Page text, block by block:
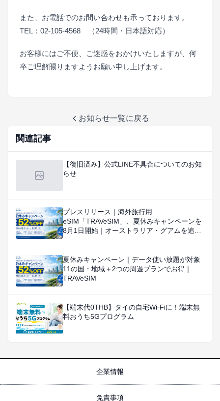
また、お電話でのお問い合わせも承っております。
TEL：02-105-4568 （24時間・日本語対応）
お客様にはご不便、ご迷惑をおかけいたしますが、何
卒ご理解賜りますようお願い申し上げます。
お知らせ一覧に戻る
関連記事
【復旧済み】公式LINE不具合についてのお知
らせ
プレスリリース｜海外旅行用
eSIM「TRAVeSIM」、夏休みキャンペーンを
8月1日開始｜オーストラリア・グアムを追
夏休みキャンペーン｜データ使い放題が対象
11の国・地域＋2つの周遊プランでお得｜
TRAVeSIM
【端末代0THB】タイの自宅Wi-Fiに！端末無
料おうち5Gプログラム
企業情報
免責事項